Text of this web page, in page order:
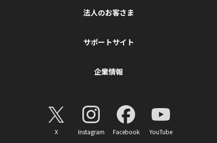
法人のお客さま
サポートサイト
企業情報
X Instagram Facebook YouTube